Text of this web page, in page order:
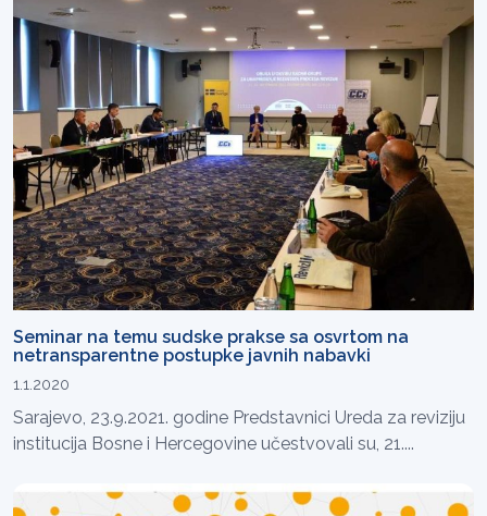
Seminar na temu sudske prakse sa osvrtom na
netransparentne postupke javnih nabavki
1.1.2020
Sarajevo, 23.9.2021. godine Predstavnici Ureda za reviziju
institucija Bosne i Hercegovine učestvovali su, 21....